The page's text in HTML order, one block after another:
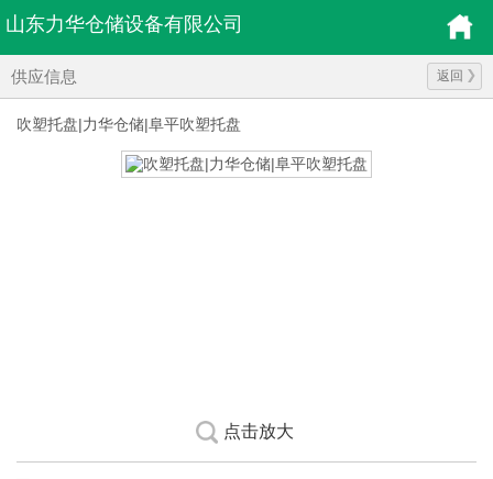
山东力华仓储设备有限公司
供应信息 返回
吹塑托盘|力华仓储|阜平吹塑托盘
点击放大